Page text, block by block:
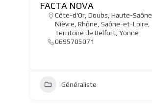
FACTA NOVA
Côte-d'Or, Doubs, Haute-Saône
Nièvre, Rhône, Saône-et-Loire,
Territoire de Belfort, Yonne
0695705071
Généraliste